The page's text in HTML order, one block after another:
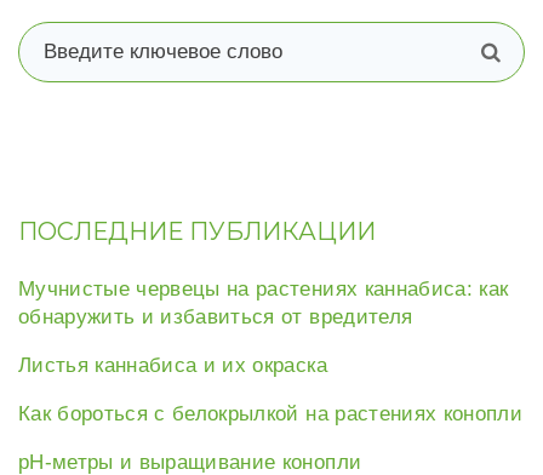
ПОСЛЕДНИЕ ПУБЛИКАЦИИ
Мучнистые червецы на растениях каннабиса: как
обнаружить и избавиться от вредителя
Листья каннабиса и их окраска
Как бороться с белокрылкой на растениях конопли
рН-метры и выращивание конопли